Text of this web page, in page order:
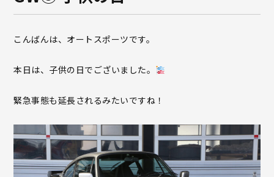
こんばんは、オートスポーツです。
本日は、子供の日でございました。
緊急事態も延長されるみたいですね！